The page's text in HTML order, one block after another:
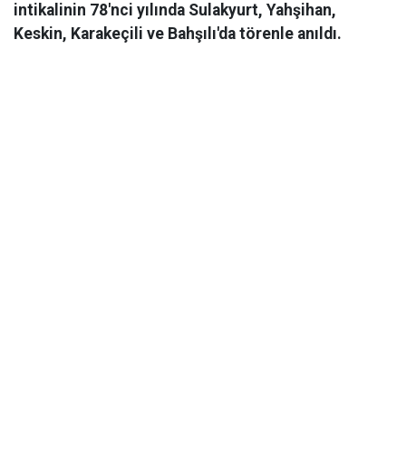
intikalinin 78'nci yılında Sulakyurt, Yahşihan,
Keskin, Karakeçili ve Bahşılı'da törenle anıldı.